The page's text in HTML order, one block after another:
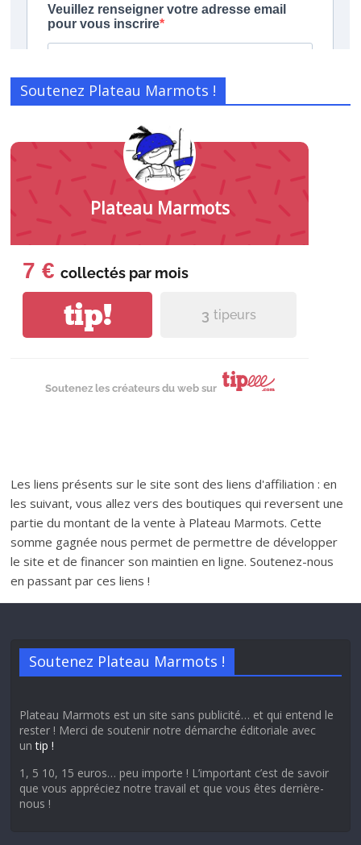
Soutenez Plateau Marmots !
Plateau Marmots
7 € collectés par mois
tip! 3 tipeurs
Soutenez les créateurs du web sur
Les liens présents sur le site sont des liens d'affiliation : en
les suivant, vous allez vers des boutiques qui reversent une
partie du montant de la vente à Plateau Marmots. Cette
somme gagnée nous permet de permettre de développer
le site et de financer son maintien en ligne. Soutenez-nous
en passant par ces liens !
Soutenez Plateau Marmots !
Plateau Marmots est un site sans publicité… et qui entend le
rester ! Merci de soutenir notre démarche éditoriale avec
untip !
1, 5 10, 15 euros… peu importe ! L’important c’est de savoir
que vous appréciez notre travail et que vous êtes derrière-
nous !